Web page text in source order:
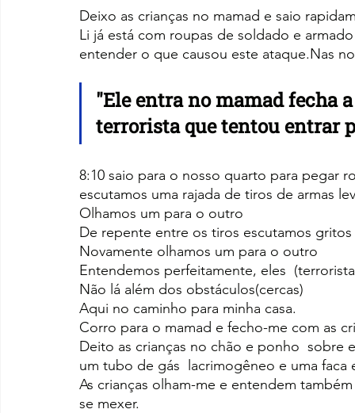
Deixo as crianças no mamad e saio
Li já está com roupas de soldado e
entender o que causou este ataque.Nas
"Ele entra no mamad fecha
terrorista que tentou entrar
8:10 saio para o nosso quarto para pegar
escutamos uma rajada de tiros de armas
Olhamos um para o outro
De repente entre os tiros escutamos gritos
Novamente olhamos um para o outro
Entendemos perfeitamente, eles
Não lá além dos obstáculos(cercas)
Aqui no caminho para minha casa.
Corro para o mamad e fecho-me com as
Deito as crianças no chão e ponho  sobre
um tubo de gás  lacrimogêneo e uma faca
As crianças olham-me e entendem
se mexer.